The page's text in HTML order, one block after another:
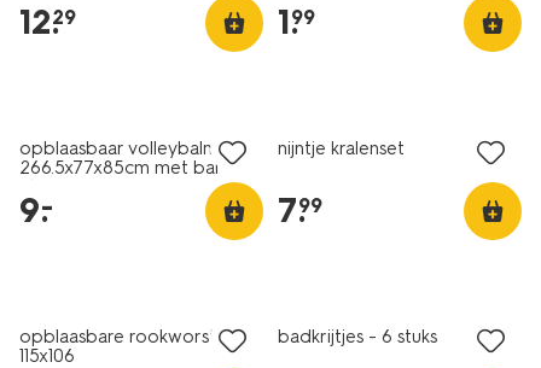
12.
29 1.
99
opblaasbaar volleybalnet
266.5x77x85cm met bal
Ø34cm
9.
–
nijntje kralenset
7.
99
opblaasbare rookworst
115x106
badkrijtjes - 6 stuks